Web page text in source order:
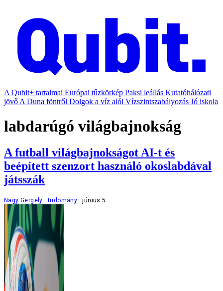
A Qubit+ tartalmai Európai tűzkörkép Paksi leállás Kutatóhálózati
jövő A Duna föntről Dolgok a víz alól Vízszintszabályozás Jó iskola
labdarúgó világbajnokság
A futball világbajnokságot AI-t és
beépített szenzort használó okoslabdával
játsszák
Nagy Gergely tudomány június 5.